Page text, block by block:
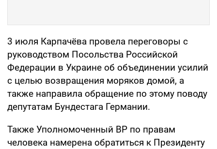
3 июля Карпачёва провела переговоры с
руководством Посольства Российской
Федерации в Украине об объединении усилий
с целью возвращения моряков домой, а
также направила обращение по этому поводу
депутатам Бундестага Германии.
Также Уполномоченный ВР по правам
человека намерена обратиться к Президенту